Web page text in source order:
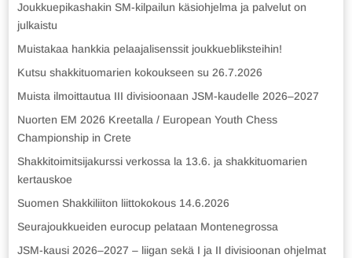
Joukkuepikashakin SM-kilpailun käsiohjelma ja palvelut on
julkaistu
Muistakaa hankkia pelaajalisenssit joukkuebliksteihin!
Kutsu shakkituomarien kokoukseen su 26.7.2026
Muista ilmoittautua III divisioonaan JSM-kaudelle 2026–2027
Nuorten EM 2026 Kreetalla / European Youth Chess
Championship in Crete
Shakkitoimitsijakurssi verkossa la 13.6. ja shakkituomarien
kertauskoe
Suomen Shakkiliiton liittokokous 14.6.2026
Seurajoukkueiden eurocup pelataan Montenegrossa
JSM-kausi 2026–2027 – liigan sekä I ja II divisioonan ohjelmat